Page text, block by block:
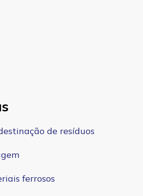
de resíduos
ferrosos